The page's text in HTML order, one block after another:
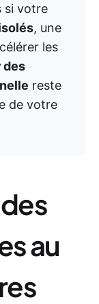
si votre
, une
les
des
reste
de votre
au